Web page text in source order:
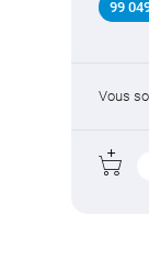
99
Vous